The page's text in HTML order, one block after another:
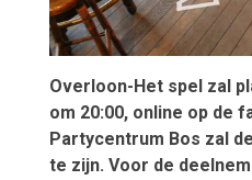
Overloon-Het spel zal
om 20:00, online op de
Partycentrum Bos zal
te zijn. Voor de